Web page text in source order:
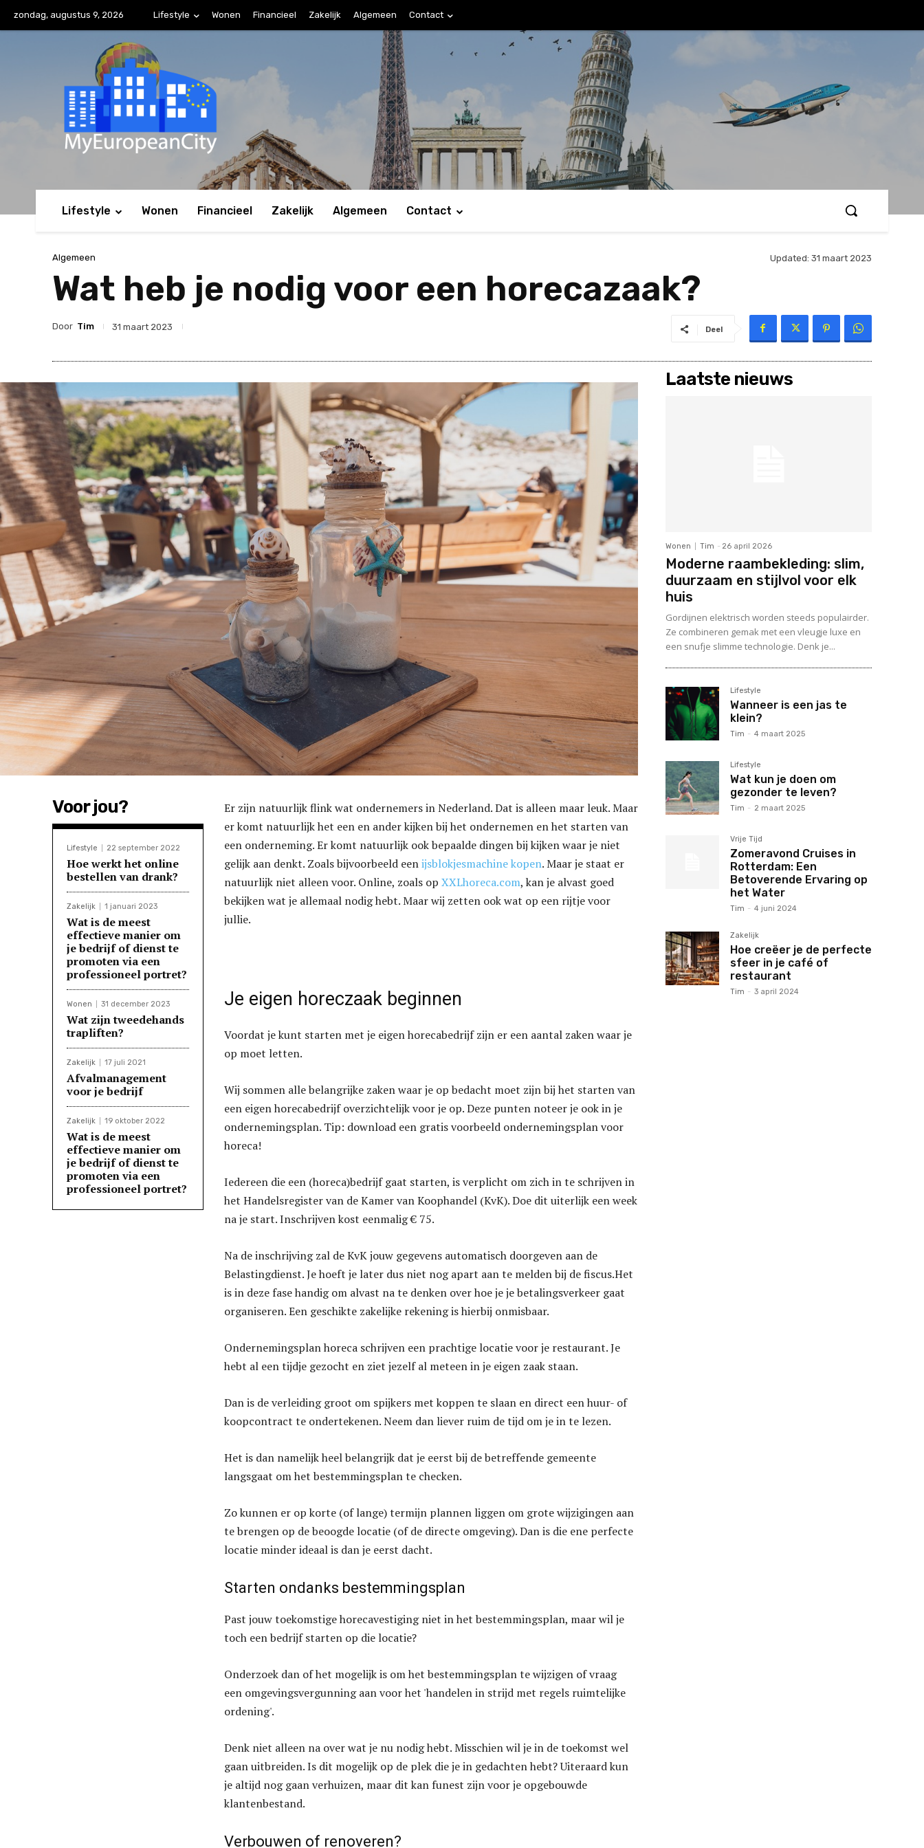
zondag, augustus 9, 2026 Lifestyle Wonen Financieel Zakelijk Algemeen Contact
Lifestyle Wonen Financieel Zakelijk Algemeen Contact
Algemeen Updated: 31 maart 2023
Wat heb je nodig voor een horecazaak?
Door Tim 31 maart 2023 Deel
Voor jou?
Lifestyle 22 september 2022
Hoe werkt het online
bestellen van drank?
Zakelijk 1 januari 2023
Wat is de meest
effectieve manier om
je bedrijf of dienst te
promoten via een
professioneel portret?
Wonen 31 december 2023
Wat zijn tweedehands
trapliften?
Zakelijk 17 juli 2021
Afvalmanagement
voor je bedrijf
Zakelijk 19 oktober 2022
Wat is de meest
effectieve manier om
je bedrijf of dienst te
promoten via een
professioneel portret?
Er zijn natuurlijk flink wat ondernemers in Nederland. Dat is alleen maar leuk. Maar
er komt natuurlijk het een en ander kijken bij het ondernemen en het starten van
een onderneming. Er komt natuurlijk ook bepaalde dingen bij kijken waar je niet
gelijk aan denkt. Zoals bijvoorbeeld eenijsblokjesmachine kopen. Maar je staat er
natuurlijk niet alleen voor. Online, zoals op XXLhoreca.com, kan je alvast goed
bekijken wat je allemaal nodig hebt. Maar wij zetten ook wat op een rijtje voor
jullie.
Je eigen horeczaak beginnen
Voordat je kunt starten met je eigen horecabedrijf zijn er een aantal zaken waar je
op moet letten.
Wij sommen alle belangrijke zaken waar je op bedacht moet zijn bij het starten van
een eigen horecabedrijf overzichtelijk voor je op. Deze punten noteer je ook in je
ondernemingsplan. Tip: download een gratis voorbeeld ondernemingsplan voor
horeca!
Iedereen die een (horeca)bedrijf gaat starten, is verplicht om zich in te schrijven in
het Handelsregister van de Kamer van Koophandel (KvK). Doe dit uiterlijk een week
na je start. Inschrijven kost eenmalig € 75.
Na de inschrijving zal de KvK jouw gegevens automatisch doorgeven aan de
Belastingdienst. Je hoeft je later dus niet nog apart aan te melden bij de fiscus.Het
is in deze fase handig om alvast na te denken over hoe je je betalingsverkeer gaat
organiseren. Een geschikte zakelijke rekening is hierbij onmisbaar.
Ondernemingsplan horeca schrijven een prachtige locatie voor je restaurant. Je
hebt al een tijdje gezocht en ziet jezelf al meteen in je eigen zaak staan.
Dan is de verleiding groot om spijkers met koppen te slaan en direct een huur- of
koopcontract te ondertekenen. Neem dan liever ruim de tijd om je in te lezen.
Het is dan namelijk heel belangrijk dat je eerst bij de betreffende gemeente
langsgaat om het bestemmingsplan te checken.
Zo kunnen er op korte (of lange) termijn plannen liggen om grote wijzigingen aan
te brengen op de beoogde locatie (of de directe omgeving). Dan is die ene perfecte
locatie minder ideaal is dan je eerst dacht.
Starten ondanks bestemmingsplan
Past jouw toekomstige horecavestiging niet in het bestemmingsplan, maar wil je
toch een bedrijf starten op die locatie?
Onderzoek dan of het mogelijk is om het bestemmingsplan te wijzigen of vraag
een omgevingsvergunning aan voor het 'handelen in strijd met regels ruimtelijke
ordening'.
Denk niet alleen na over wat je nu nodig hebt. Misschien wil je in de toekomst wel
gaan uitbreiden. Is dit mogelijk op de plek die je in gedachten hebt? Uiteraard kun
je altijd nog gaan verhuizen, maar dit kan funest zijn voor je opgebouwde
klantenbestand.
Verbouwen of renoveren?
Laatste nieuws
Wonen Tim - 26 april 2026
Moderne raambekleding: slim,
duurzaam en stijlvol voor elk
huis
Gordijnen elektrisch worden steeds populairder.
Ze combineren gemak met een vleugje luxe en
een snufje slimme technologie. Denk je...
Lifestyle
Wanneer is een jas te
klein?
Tim - 4 maart 2025
Lifestyle
Wat kun je doen om
gezonder te leven?
Tim - 2 maart 2025
Vrije Tijd
Zomeravond Cruises in
Rotterdam: Een
Betoverende Ervaring op
het Water
Tim - 4 juni 2024
Zakelijk
Hoe creëer je de perfecte
sfeer in je café of
restaurant
Tim - 3 april 2024